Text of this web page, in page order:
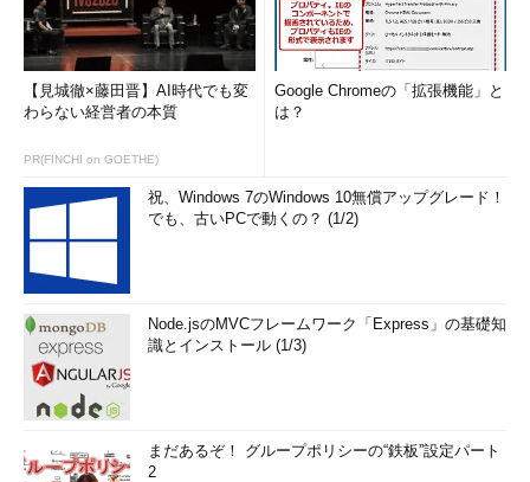
【見城徹×藤田晋】AI時代でも変
わらない経営者の本質
PR(FINCHI on GOETHE)
Google Chromeの「拡張機能」と
は？
祝、Windows 7のWindows 10無償アップグレード！
でも、古いPCで動くの？ (1/2)
Node.jsのMVCフレームワーク「Express」の基礎知
識とインストール (1/3)
まだあるぞ！ グループポリシーの“鉄板”設定パート
2